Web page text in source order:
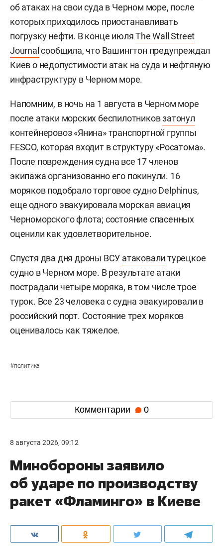
об атаках на свои суда в Черном море, после
которых приходилось приостанавливать
погрузку нефти. В конце июляThe Wall Street
Journalсообщила, что Вашингтон предупреждал
Киев о недопустимости атак на суда и нефтяную
инфраструктуру в Черном море.
Напомним, в ночь на 1 августа в Черном море
после атаки морских беспилотниковзатонул
контейнеровоз «Янина» транспортной группы
FESCO, которая входит в структуру «Росатома».
После повреждения судна все 17 членов
экипажа организованно его покинули. 16
моряков подобрало торговое судно Delphinus,
еще одного эвакуировала морская авиация
Черноморского флота; состояние спасенных
оценили как удовлетворительное.
Спустя два дня дроны ВСУ атаковали турецкое
судно в Черном море. В результате атаки
пострадали четыре моряка, в том числе трое
турок. Все 23 человека с судна эвакуировали в
российский порт. Состояние трех моряков
оценивалось как тяжелое.
#политика
Комментарии 0
8 августа 2026, 09:12
Минобороны заявило
об ударе по производству
ракет «Фламинго» в Киеве